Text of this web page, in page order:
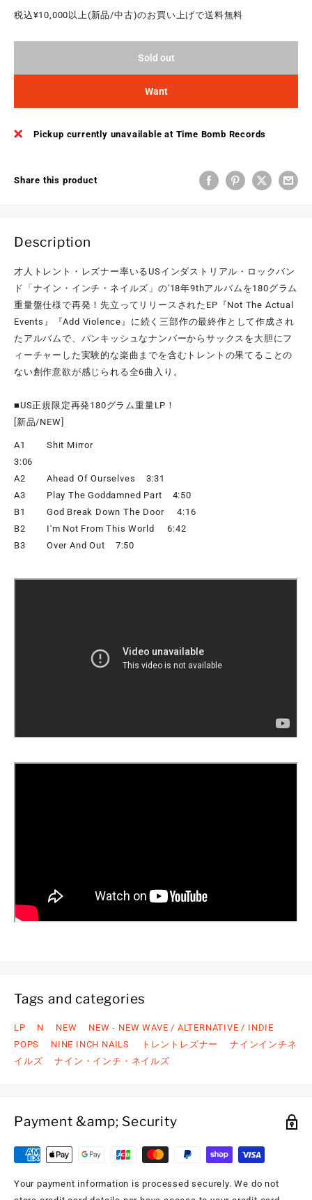
税込¥10,000以上(新品/中古)のお買い上げで送料無料
Sold out
Want
Pickup currently unavailable at Time Bomb Records
Share this product
Description
才人トレント・レズナー率いるUSインダストリアル・ロックバン
ド「ナイン・インチ・ネイルズ」の'18年9thアルバムを180グラム
重量盤仕様で再発！先立ってリリースされたEP『Not The Actual
Events』『Add Violence』に続く三部作の最終作として作成され
たアルバムで、パンキッシュなナンバーからサックスを大胆にフ
ィーチャーした実験的な楽曲までを含むトレントの果てることの
ない創作意欲が感じられる全6曲入り。
■US正規限定再発180グラム重量LP！
[新品/NEW]
A1 Shit Mirror
3:06
A2 Ahead Of Ourselves 3:31
A3 Play The Goddamned Part 4:50
B1 God Break Down The Door 4:16
B2 I'm Not From This World 6:42
B3 Over And Out 7:50
Tags and categories
LP N NEW
NEW - NEW WAVE / ALTERNATIVE / INDIE
POPS
NINE INCH NAILS トレントレズナー
ナインインチネ
イルズ
ナイン・インチ・ネイルズ
Payment &amp; Security
Your payment information is processed securely. We do not